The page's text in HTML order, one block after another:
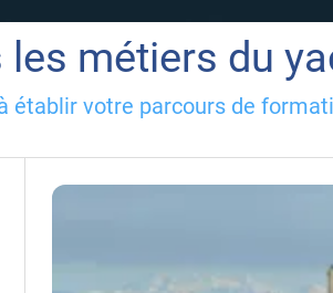
métiers du
votre parcours de